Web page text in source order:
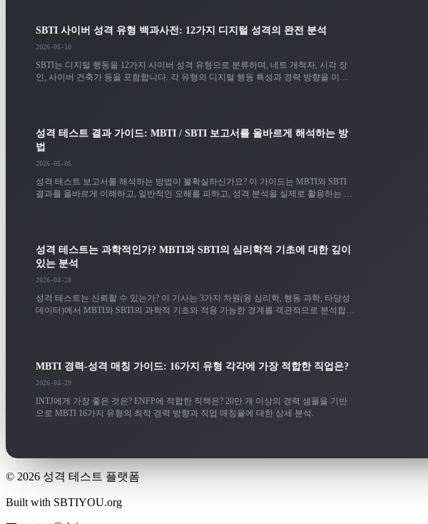
SBTI 사이버 성격 유형 백과사전: 12가지 디지털 성격의 완전 분석
2026-05-10
SBTI는 디지털 행동을 12가지 사이버 성격 유형으로 분류하며, 네트 개척자, 시각 장
인, 사이버 건축가 등을 포함합니다. 각 유형의 디지털 행동 특성과 경력 방향을 이해
성격 테스트 결과 가이드: MBTI / SBTI 보고서를 올바르게 해석하는 방
법
2026-05-05
성격 테스트 보고서를 해석하는 방법이 불확실하신가요? 이 가이드는 MBTI와 SBTI
결과를 올바르게 이해하고, 일반적인 오해를 피하고, 성격 분석을 실제로 활용하는 방
성격 테스트는 과학적인가? MBTI와 SBTI의 심리학적 기초에 대한 깊이
있는 분석
2026-04-28
성격 테스트는 신뢰할 수 있는가? 이 기사는 3가지 차원(융 심리학, 행동 과학, 타당성
데이터)에서 MBTI와 SBTI의 과학적 기초와 적용 가능한 경계를 객관적으로 분석합니
MBTI 경력-성격 매칭 가이드: 16가지 유형 각각에 가장 적합한 직업은?
2026-04-20
INTJ에게 가장 좋은 것은? ENFP에 적합한 직책은? 20만 개 이상의 경력 샘플을 기반
으로 MBTI 16가지 유형의 최적 경력 방향과 직업 매칭율에 대한 상세 분석.
© 2026 성격 테스트 플랫폼
Built with SBTIYOU.org